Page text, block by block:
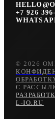
+7 926
© 2026
С
L-IO.RU